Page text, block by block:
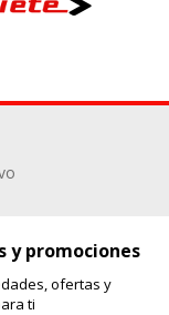
y promociones
ofertas y
ti